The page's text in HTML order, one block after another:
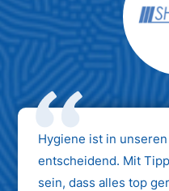
Hygiene ist in
entscheidend. Mit
sein, dass alles top